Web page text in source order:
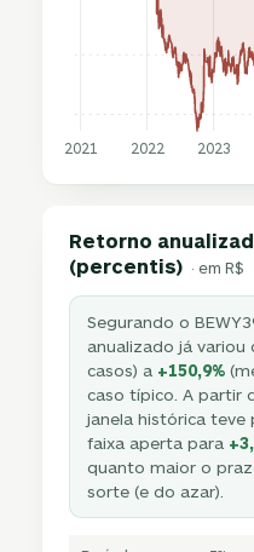
2021 2022 2023
Retorno
(percentis) · em R$
Segurando o
anualizado já variou
casos) a +150,9%
caso típico. A partir
janela histórica teve
faixa aperta para
quanto maior o
sorte (e do azar).